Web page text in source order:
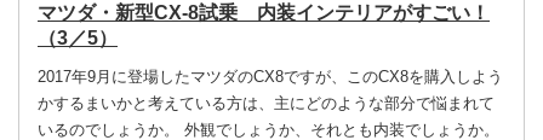
マツダ・新型CX-8試乗 内装インテリアがすごい！
（3／5）
2017年9月に登場したマツダのCX8ですが、このCX8を購入しよう
かするまいかと考えている方は、主にどのような部分で悩まれて
いるのでしょうか。 外観でしょうか、それとも内装でしょうか。